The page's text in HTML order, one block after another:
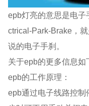
epb灯亮的意思是电
ctrical-Park-Brake，
说的电子手刹。
关于epb的更多信息如
epb的工作原理：
epb通过电子线路控